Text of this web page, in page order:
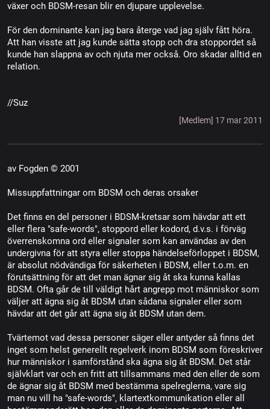
växer och BDSM-resan blir en djupare upplevelse.
För den dominante kan jag bara återge vad jag själv fått höra.
Att han visste att jag kunde sätta stopp och dra stoppordet så
kunde han slappna av och njuta mer också. Oro skadar alltid en
relation.
//Suz
[Medlem] 17 mar 2011
av Fogden © 2001
Missuppfattningar om BDSM och deras orsaker
Det finns en del personer i BDSM-kretsar som hävdar att ett
eller flera "safe-words", stoppord eller kodord, d.v.s. i förväg
överrenskomna ord eller signaler som kan användas av den
undergivna för att styra eller stoppa händelseförloppet i BDSM,
är absolut nödvändiga för säkerheten i BDSM, eller t.o.m. en
förutsättning för att det man ägnar sig åt ska kunna kallas
BDSM. Ofta går de till väldigt hårt angrepp mot människor som
väljer att ägna sig åt BDSM utan sådana signaler eller som
hävdar att det går att ägna sig åt BDSM utan dem.
Tvärtemot vad dessa personer säger eller antyder så finns det
inget som helst generellt regelverk inom BDSM som föreskriver
hur människor i samförstånd ska ägna sig åt BDSM. Det står
självklart var och en fritt att tillsammans med den eller de som
de ägnar sig åt BDSM med bestämma spelreglerna, vare sig
man nu vill ha "safe-words", klartextkommunikation eller all